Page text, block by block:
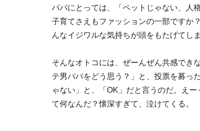
パパにとっては、「ペットじゃない、人
子育てさえもファッションの一部ですか
んなイジワルな気持ちが頭をもたげてし
そんなオトコには、ぜーんぜん共感でき
テ男パパをどう思う？」と、投票を募っ
ゃない」と、「OK」だと言うのだ。え
て何なんだ？懐深すぎて、泣けてくる。